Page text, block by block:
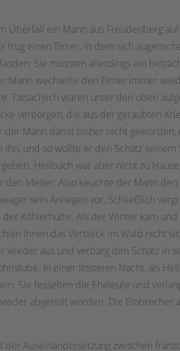
Überfall ein Mann aus Freudenberg
trug einen Eimer, in dem sich
Sie mussten allerdings ein
Mann wechselte den Eimer immer
Tatsächlich waren unter den oben
verborgen, die aus der geraubten
der Mann damit bisher nicht geworden,
ihn, und so wollte er den Schatz seinem
Hellbach war aber nicht zu
den Meiler. Also keuchte der Mann den
sein Anliegen vor. Schließlich
Köhlerhütte. Als der Winter kam
ihnen das Versteck im Wald nicht
wieder aus und verbarg den Schatz in
In einer finsteren Nacht, als
Sie fesselten die Eheleute und
abgeholt worden. Die Einbrecher
Auseinandersetzung zwischen